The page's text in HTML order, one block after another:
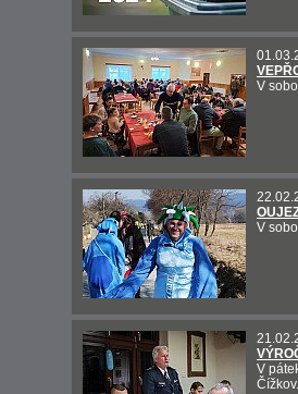
V
V
V
Čížkov.